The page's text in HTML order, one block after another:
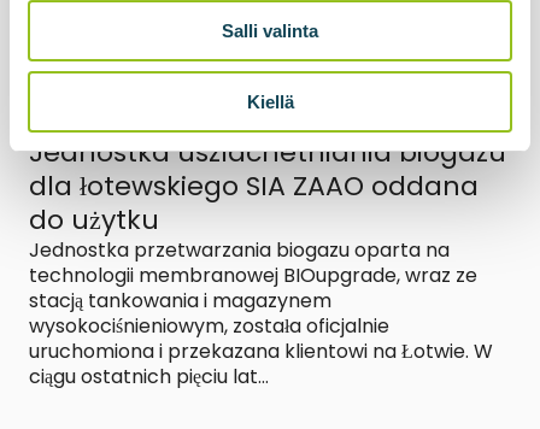
Salli valinta
Kiellä
15.05.2026
Jednostka uszlachetniania biogazu
dla łotewskiego SIA ZAAO oddana
do użytku
Jednostka przetwarzania biogazu oparta na
technologii membranowej BIOupgrade, wraz ze
stacją tankowania i magazynem
wysokociśnieniowym, została oficjalnie
uruchomiona i przekazana klientowi na Łotwie. W
ciągu ostatnich pięciu lat...